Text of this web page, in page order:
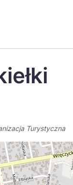
日本
Turystyczna